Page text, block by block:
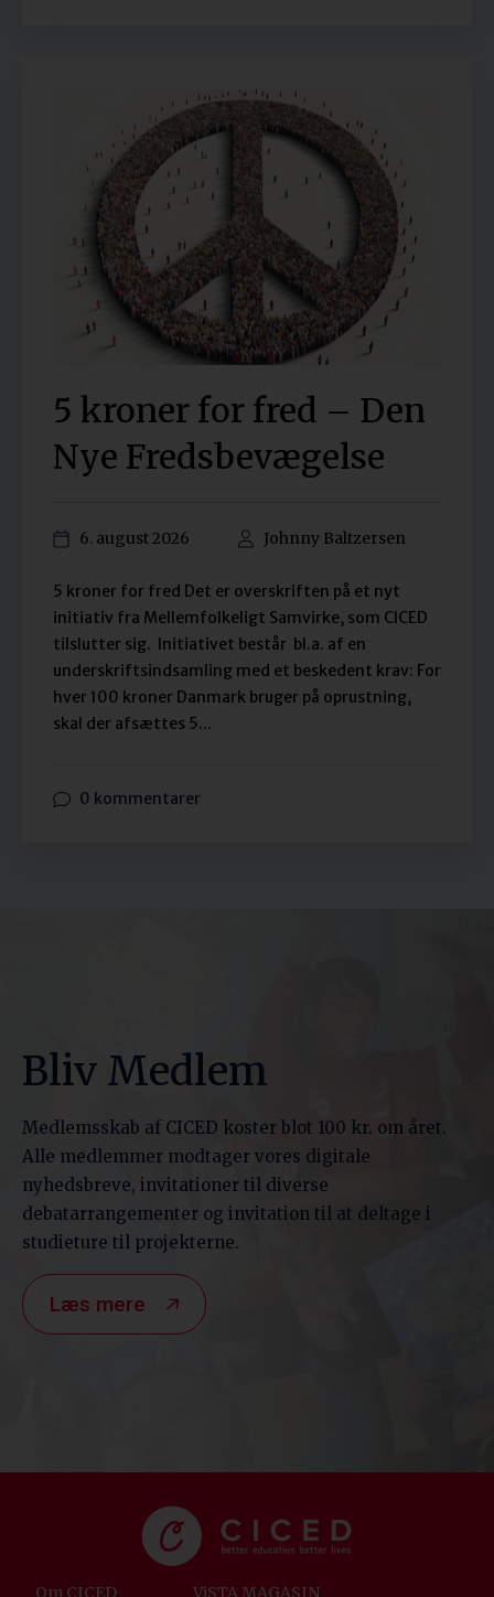
5 kroner for fred – Den
Nye Fredsbevægelse
6. august 2026 Johnny Baltzersen
5 kroner for fred Det er overskriften på et nyt
initiativ fra Mellemfolkeligt Samvirke, som CICED
tilslutter sig. Initiativet består bl.a. af en
underskriftsindsamling med et beskedent krav: For
hver 100 kroner Danmark bruger på oprustning,
skal der afsættes 5...
0 kommentarer
Bliv Medlem
Medlemsskab af CICED koster blot 100 kr. om året.
Alle medlemmer modtager vores digitale
nyhedsbreve, invitationer til diverse
debatarrangementer og invitation til at deltage i
studieture til projekterne.
Læs mere
Om CICED ViSTA MAGASIN